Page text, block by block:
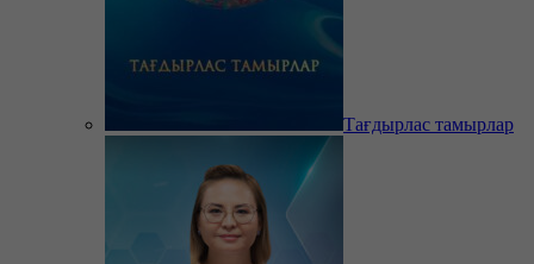
Тағдырлас тамырлар